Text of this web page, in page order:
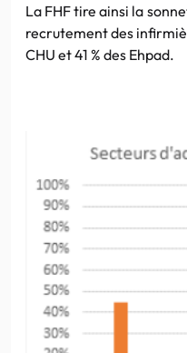
La FHF tire ainsi la
recrutement des
CHU et 41 % des Ehpad.